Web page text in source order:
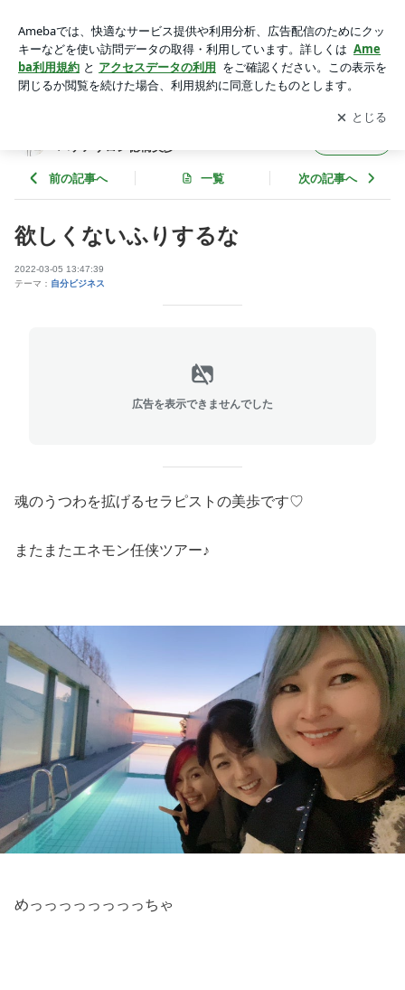
知】リンパケアサロン徳橋美歩
アプリをダウンロードして ブログの更新通知
を受け取りまし
ょう。
開く
パケアサロン徳橋美歩
前の記事へ 一覧 次の記事へ
欲しくないふりするな
2022-03-05 13:47:39
テーマ： 自分ビジネス
広告を表示できませんでした
魂のうつわを拡げるセラピストの美歩です♡
またまたエネモン任侠ツアー♪
めっっっっっっっっちゃ